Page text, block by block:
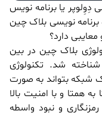
یا برنامه نویس
نویسی بلاک چین
دارد؟
بلاک چین در بین
شد. تکنولوژی
شبکه بتواند به صورت
همتا و با امنیت بالا
و نبود واسطه